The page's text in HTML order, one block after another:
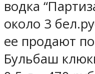
водка
около 3
ее продают
Бульбаш